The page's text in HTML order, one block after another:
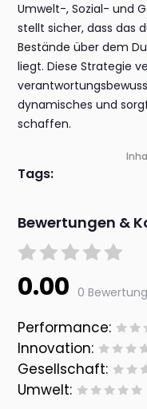
Umwelt-, Sozial- und
stellt sicher, dass das
Bestände über dem
liegt. Diese Strategie
dynamisches und
schaffen.
Tags:
Bewertungen &
0.00 0
Performance:
Innovation:
Gesellschaft:
Umwelt: